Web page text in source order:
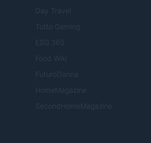
Day Travel
Tutto Gaming
ESG 365
Food Wiki
FuturoDonna
HomeMagazine
SecondHomeMagazine